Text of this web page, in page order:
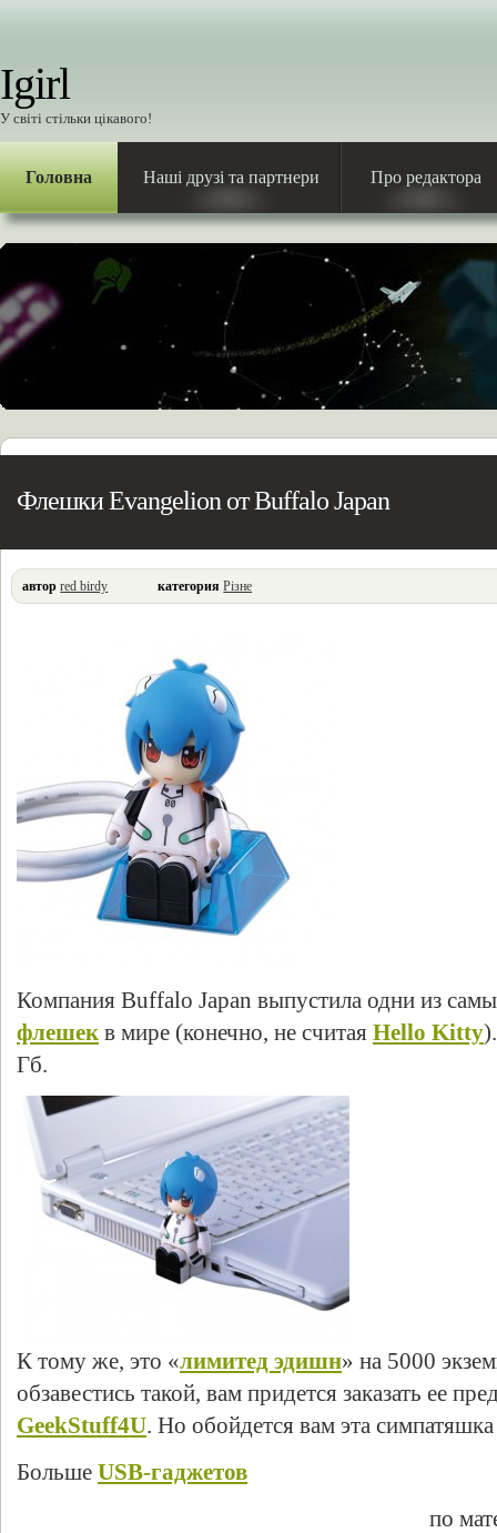
Igirl
У світі стільки цікавого!
Головна Наші друзі та партнери Про редактора
Флешки Evangelion от Buffalo Japan
автор red birdy категория Різне
Компания Buffalo Japan выпустила одни из
флешек в мире (конечно, не считая Hello Kitty
Гб.
К тому же, это «лимитед эдишн» на 5000
обзавестись такой, вам придется заказать ее
GeekStuff4U. Но обойдется вам эта
Больше USB-гаджетов
по